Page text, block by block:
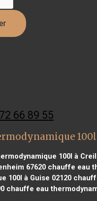
66 89 55
100l
100l à Creil
67620 chauffe eau
100l à Guise 02120
chauffe eau